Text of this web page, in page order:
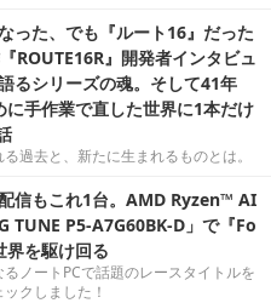
った、でも『ルート16』だった
ROUTE16R』開発者インタビュ
るシリーズの魂。そして41年
手作業で直した世界に1本だけ
過去と、新たに生まれるものとは。
信もこれ1台。AMD Ryzen™ AI
TUNE P5-A7G60BK-D」で『Fo
を駆け回る
ノートPCで話題のレースタイトルを
クしました！